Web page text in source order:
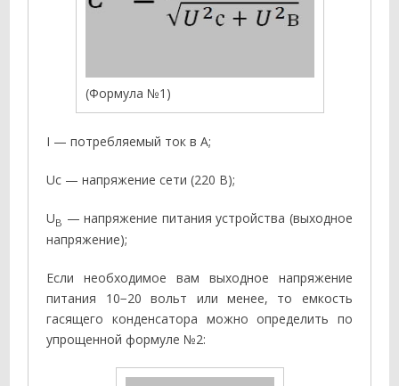
(Формула №1)
I — потребляемый ток в А;
Uс — напряжение сети (220 В);
UВ — напряжение питания устройства (выходное
напряжение);
Если необходимое вам выходное напряжение
питания 10−20 вольт или менее, то емкость
гасящего конденсатора можно определить по
упрощенной формуле №2: